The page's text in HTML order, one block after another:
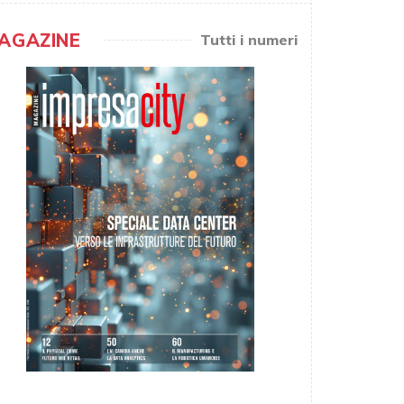
Tutti i numeri